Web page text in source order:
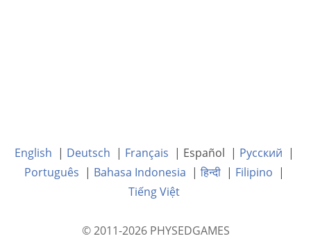
English | Deutsch | Français | Español | Русский |
Português | Bahasa Indonesia |हिन्दी| Filipino |
Tiếng Việt
© 2011-2026 PHYSEDGAMES